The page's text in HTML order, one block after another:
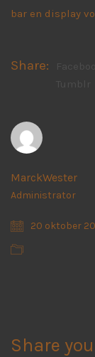
bar en display
Share:
MarckWester
Administrator
20 oktober
Share